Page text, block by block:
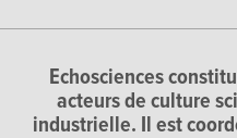
Echosciences
acteurs de culture
industrielle. Il est